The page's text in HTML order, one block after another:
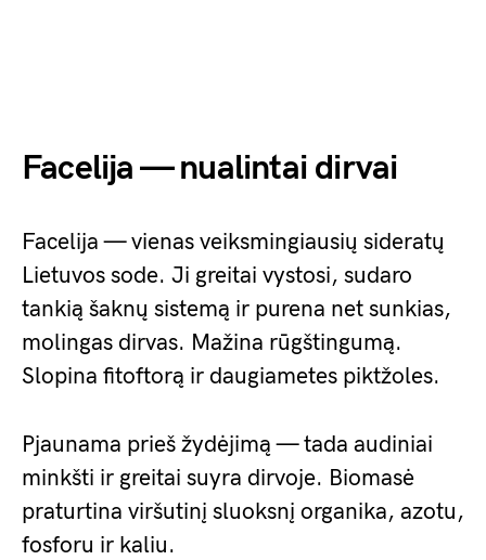
Facelija — nualintai dirvai
Facelija — vienas veiksmingiausių sideratų
Lietuvos sode. Ji greitai vystosi, sudaro
tankią šaknų sistemą ir purena net sunkias,
molingas dirvas. Mažina rūgštingumą.
Slopina fitoftorą ir daugiametes piktžoles.
Pjaunama prieš žydėjimą — tada audiniai
minkšti ir greitai suyra dirvoje. Biomasė
praturtina viršutinį sluoksnį organika, azotu,
fosforu ir kaliu.